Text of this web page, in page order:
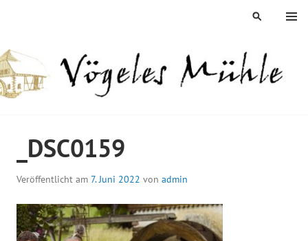
MENÜ
SUCHEN
_DSC0159
Veröffentlicht am 7. Juni 2022 von admin